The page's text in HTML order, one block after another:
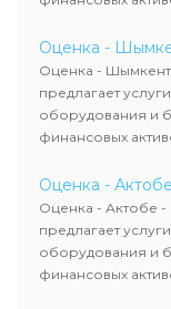
оценка животных
определяют
рассчитывают
требованиям
сделок,
Оценка -
Оценка -
предлагает
оборудования и
финансовых
оценка животных
определяют
рассчитывают
требованиям
сделок,
Оценка - Актобе
Оценка - Актобе
предлагает
оборудования и
финансовых
оценка животных